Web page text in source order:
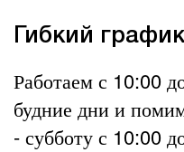
Гибкий
Работаем с 10:00
будние дни и
- субботу с 10:00